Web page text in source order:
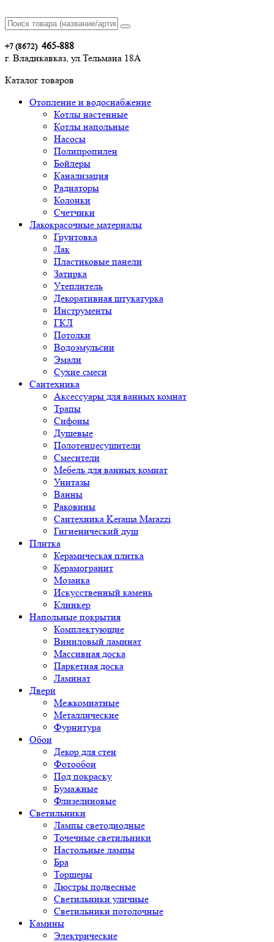
+7 (8672) 465-888
г. Владикавказ, ул.Тельмана 18А
Каталог товаров
Отопление и водоснабжение
Котлы настенные
Котлы напольные
Насосы
Полипропилен
Бойлеры
Канализация
Радиаторы
Колонки
Счетчики
Лакокрасочные материалы
Грунтовка
Лак
Пластиковые панели
Затирка
Утеплитель
Декоративная штукатурка
Инструменты
ГКЛ
Потолки
Водоэмульсии
Эмали
Сухие смеси
Сантехника
Аксессуары для ванных комнат
Трапы
Сифоны
Душевые
Полотенцесушители
Смесители
Мебель для ванных комнат
Унитазы
Ванны
Раковины
Сантехника Kerama Marazzi
Гигиенический душ
Плитка
Керамическая плитка
Керамогранит
Мозаика
Искусственный камень
Клинкер
Напольные покрытия
Комплектующие
Виниловый ламинат
Массивная доска
Паркетная доска
Ламинат
Двери
Межкомнатные
Металлические
Фурнитура
Обои
Декор для стен
Фотообои
Под покраску
Бумажные
Флизелиновые
Светильники
Лампы светодиодные
Точечные светильники
Настольные лампы
Бра
Торшеры
Люстры подвесные
Светильники уличные
Светильники потолочные
Камины
Электрические